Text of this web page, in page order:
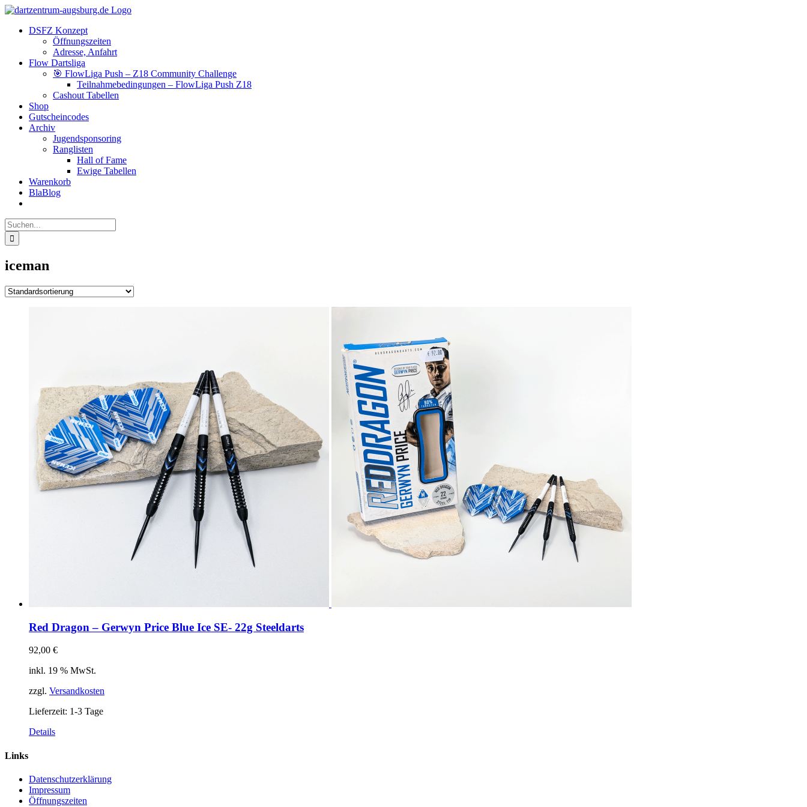
Zum
springen
Facebook
Instagram
YouTube
DSFZ Konzept
Öffnungszeiten
Adresse, Anfahrt
Flow Dartsliga
🎯 FlowLiga Push – Z18 Community Challenge
Teilnahmebedingungen – FlowLiga Push Z18
Cashout Tabellen
Shop
Gutscheincodes
Archiv
Jugendsponsoring
Ranglisten
Hall of Fame
Ewige Tabellen
Warenkorb
BlaBlog
Suche
nach:
iceman
Red Dragon – Gerwyn Price Blue Ice SE- 22g Steeldarts
92,00 €
inkl. 19 % MwSt.
zzgl. Versandkosten
Lieferzeit: 1-3 Tage
Details
Links
Datenschutzerklärung
Impressum
Öffnungszeiten